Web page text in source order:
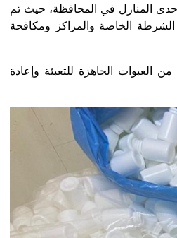
المنازل في المحافظة، حيث تم
الخاصة والمراكز ومكافحة
الجاهزة للتعبئة وإعادة